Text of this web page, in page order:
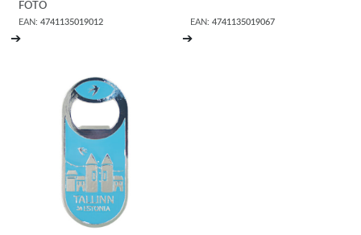
FOTO
EAN:4741135019012
➔
EAN:4741135019067
➔